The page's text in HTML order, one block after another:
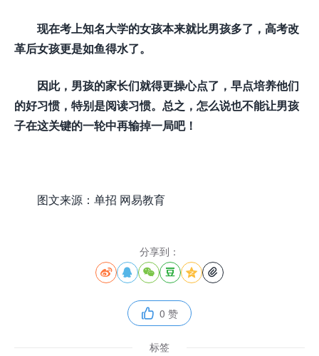
现在考上知名大学的女孩本来就比男孩多了，高考改
革后女孩更是如鱼得水了。
因此，男孩的家长们就得更操心点了，早点培养他们
的好习惯，特别是阅读习惯。总之，怎么说也不能让男孩
子在这关键的一轮中再输掉一局吧！
图文来源：单招 网易教育
分享到：
     
 0 赞
标签